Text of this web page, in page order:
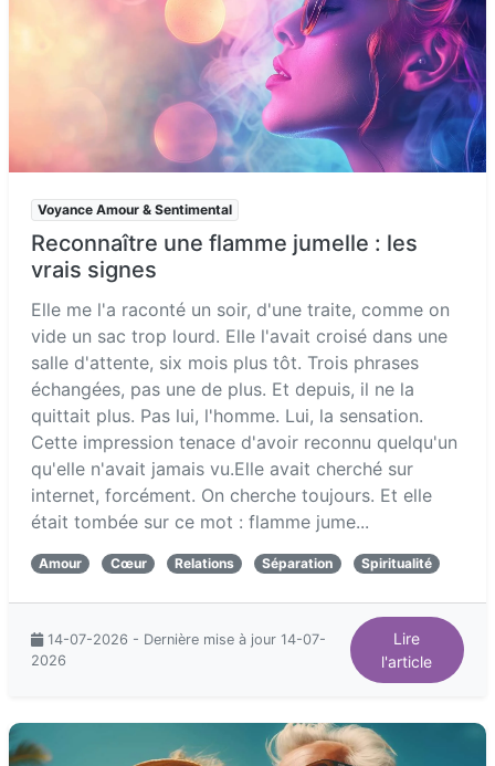
Voyance Amour & Sentimental
Reconnaître une flamme jumelle : les
vrais signes
Elle me l'a raconté un soir, d'une traite, comme on
vide un sac trop lourd. Elle l'avait croisé dans une
salle d'attente, six mois plus tôt. Trois phrases
échangées, pas une de plus. Et depuis, il ne la
quittait plus. Pas lui, l'homme. Lui, la sensation.
Cette impression tenace d'avoir reconnu quelqu'un
qu'elle n'avait jamais vu.Elle avait cherché sur
internet, forcément. On cherche toujours. Et elle
était tombée sur ce mot : flamme jume...
Amour Cœur Relations Séparation Spiritualité
14-07-2026 - Dernière mise à jour 14-07-
2026
Lire
l'article